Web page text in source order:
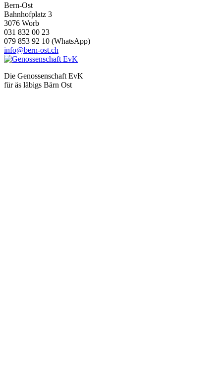
Bern-Ost
Bahnhofplatz 3
3076 Worb
031 832 00 23
079 853 92 10 (WhatsApp)
info@bern-ost.ch
Die Genossenschaft EvK
für äs läbigs Bärn Ost